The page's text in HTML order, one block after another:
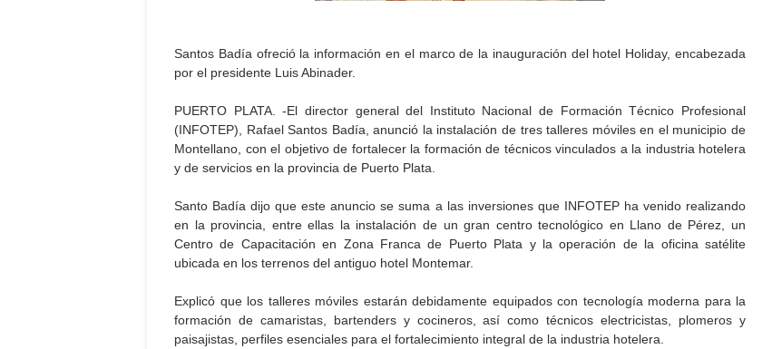
Santos Badía ofreció la información en el marco de la inauguración del hotel Holiday, encabezada
por el presidente Luis Abinader.
PUERTO PLATA. -El director general del Instituto Nacional de Formación Técnico Profesional
(INFOTEP), Rafael Santos Badía, anunció la instalación de tres talleres móviles en el municipio de
Montellano, con el objetivo de fortalecer la formación de técnicos vinculados a la industria hotelera
y de servicios en la provincia de Puerto Plata.
Santo Badía dijo que este anuncio se suma a las inversiones que INFOTEP ha venido realizando
en la provincia, entre ellas la instalación de un gran centro tecnológico en Llano de Pérez, un
Centro de Capacitación en Zona Franca de Puerto Plata y la operación de la oficina satélite
ubicada en los terrenos del antiguo hotel Montemar.
Explicó que los talleres móviles estarán debidamente equipados con tecnología moderna para la
formación de camaristas, bartenders y cocineros, así como técnicos electricistas, plomeros y
paisajistas, perfiles esenciales para el fortalecimiento integral de la industria hotelera.